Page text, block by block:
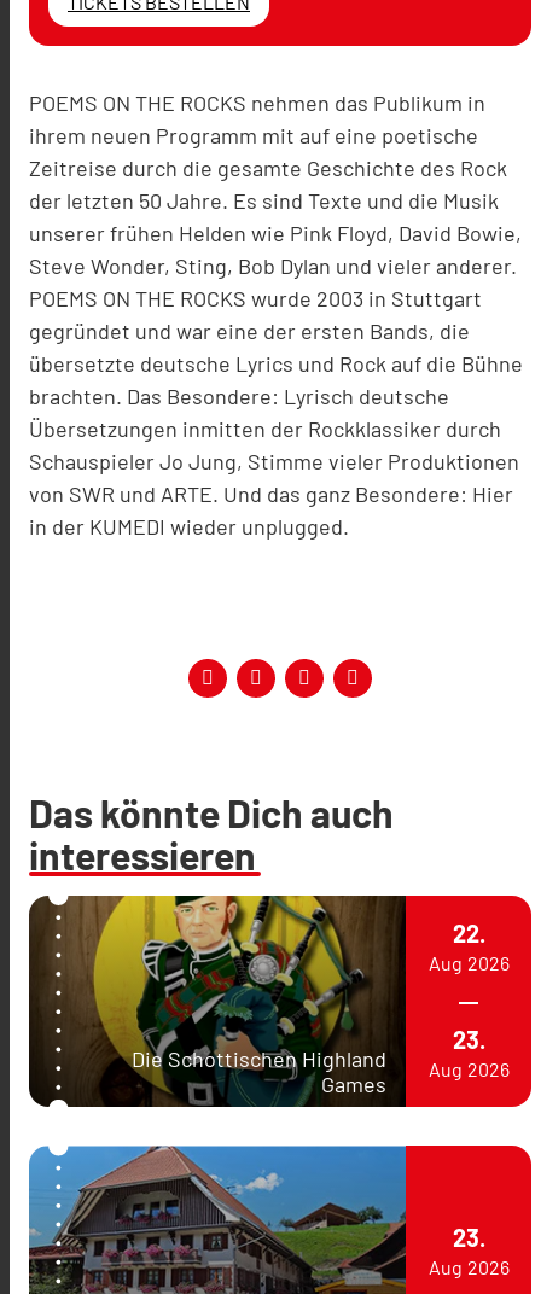
POEMS ON THE ROCKS nehmen das Publikum in
ihrem neuen Programm mit auf eine poetische
Zeitreise durch die gesamte Geschichte des Rock
der letzten 50 Jahre. Es sind Texte und die Musik
unserer frühen Helden wie Pink Floyd, David Bowie,
Steve Wonder, Sting, Bob Dylan und vieler anderer.
POEMS ON THE ROCKS wurde 2003 in Stuttgart
gegründet und war eine der ersten Bands, die
übersetzte deutsche Lyrics und Rock auf die Bühne
brachten. Das Besondere: Lyrisch deutsche
Übersetzungen inmitten der Rockklassiker durch
Schauspieler Jo Jung, Stimme vieler Produktionen
von SWR und ARTE. Und das ganz Besondere: Hier
in der KUMEDI wieder unplugged.
Das könnte Dich auch
interessieren
Die Schottischen Highland
Games
22.
Aug 2026
23.
Aug 2026
23.
Aug 2026